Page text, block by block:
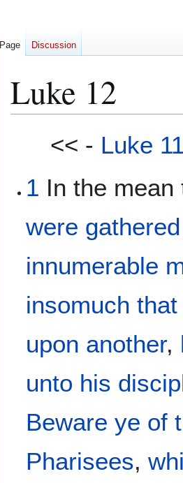
Luke 12
<< - Luke
1 In the
were
innumerable
insomuch
upon another,
unto his
Beware ye of
Pharisees,
Page Discussion